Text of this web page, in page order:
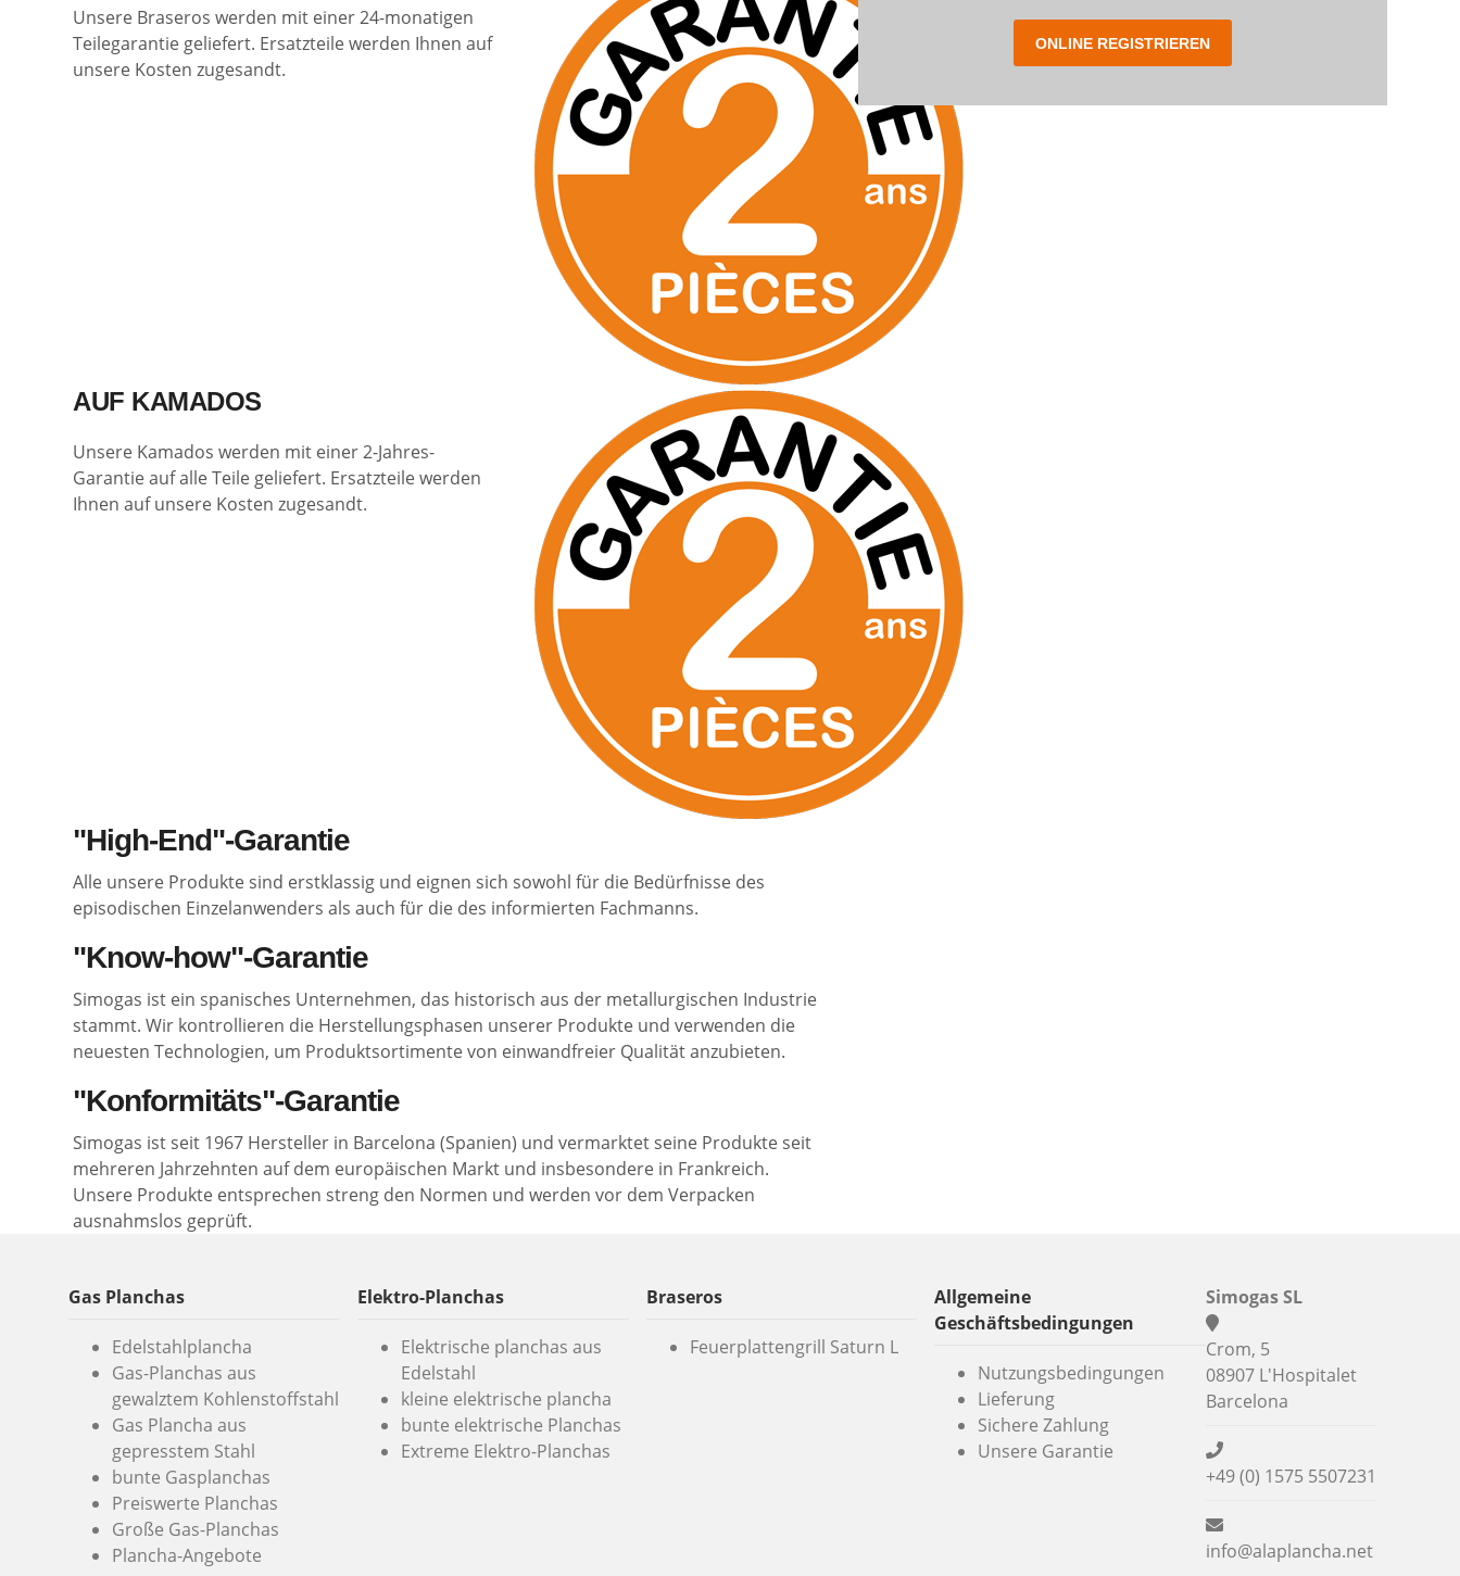
Unsere Braseros werden mit einer 24-monatigen
Teilegarantie geliefert. Ersatzteile werden Ihnen auf
unsere Kosten zugesandt.
AUF KAMADOS
Unsere Kamados werden mit einer 2-Jahres-
Garantie auf alle Teile geliefert. Ersatzteile werden
Ihnen auf unsere Kosten zugesandt.
"High-End"-Garantie
Alle unsere Produkte sind erstklassig und eignen sich sowohl für die Bedürfnisse des
episodischen Einzelanwenders als auch für die des informierten Fachmanns.
"Know-how"-Garantie
Simogas ist ein spanisches Unternehmen, das historisch aus der metallurgischen Industrie
stammt. Wir kontrollieren die Herstellungsphasen unserer Produkte und verwenden die
neuesten Technologien, um Produktsortimente von einwandfreier Qualität anzubieten.
"Konformitäts"-Garantie
Simogas ist seit 1967 Hersteller in Barcelona (Spanien) und vermarktet seine Produkte seit
mehreren Jahrzehnten auf dem europäischen Markt und insbesondere in Frankreich.
Unsere Produkte entsprechen streng den Normen und werden vor dem Verpacken
ausnahmslos geprüft.
ONLINE REGISTRIEREN
Gas Planchas
Edelstahlplancha
Gas-Planchas aus
gewalztem Kohlenstoffstahl
Gas Plancha aus
gepresstem Stahl
bunte Gasplanchas
Preiswerte Planchas
Große Gas-Planchas
Plancha-Angebote
Elektro-Planchas
Elektrische planchas aus
Edelstahl
kleine elektrische plancha
bunte elektrische Planchas
Extreme Elektro-Planchas
Braseros
Feuerplattengrill Saturn L
Allgemeine
Geschäftsbedingungen
Nutzungsbedingungen
Lieferung
Sichere Zahlung
Unsere Garantie
Simogas SL
Crom, 5
08907 L'Hospitalet
Barcelona
+49 (0) 1575 5507231
info@alaplancha.net